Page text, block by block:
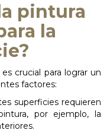
pintura
la
crucial para lograr un
factores:
superficies requieren
por ejemplo, la